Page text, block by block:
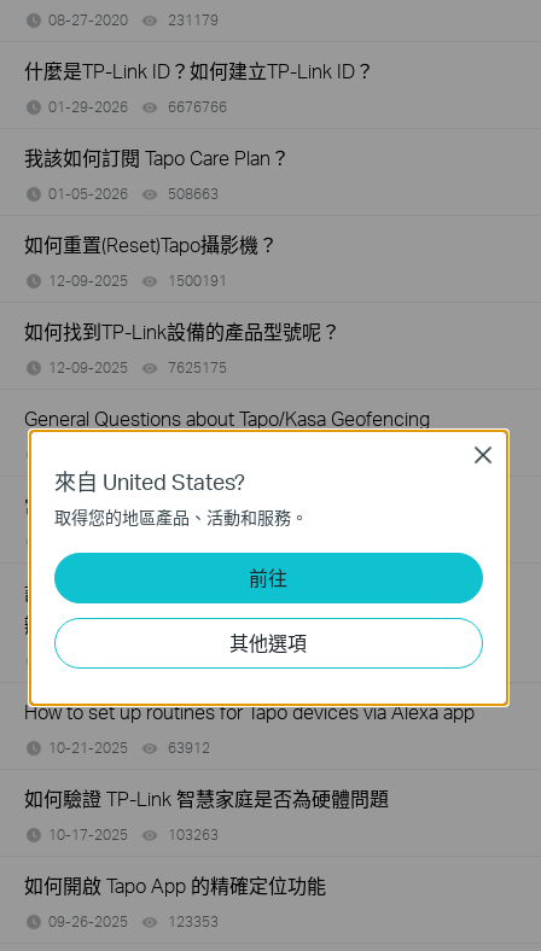
08-27-2020 231179
什麼是TP-Link ID？如何建立TP-Link ID？
01-29-2026 6676766
我該如何訂閱 Tapo Care Plan？
01-05-2026 508663
如何重置(Reset)Tapo攝影機？
12-09-2025 1500191
如何找到TP-Link設備的產品型號呢？
12-09-2025 7625175
General Questions about Tapo/Kasa Geofencing
常見的Tapo Care問題
註冊雲端帳號或重設密碼時，郵件顯示連結已過期怎麼
辦？
08-07-2024
How to set up routines for Tapo devices via Alexa app
10-21-2025 63912
如何驗證 TP-Link 智慧家庭是否為硬體問題
10-17-2025 103263
如何開啟 Tapo App 的精確定位功能
09-26-2025 123353
來自 United States?
取得您的地區產品、活動和服務。
前往
其他選項
Close